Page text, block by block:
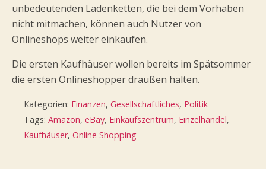
unbedeutenden Ladenketten, die bei dem Vorhaben
nicht mitmachen, können auch Nutzer von
Onlineshops weiter einkaufen.
Die ersten Kaufhäuser wollen bereits im Spätsommer
die ersten Onlineshopper draußen halten.
Kategorien: Finanzen, Gesellschaftliches, Politik
Tags: Amazon, eBay, Einkaufszentrum, Einzelhandel,
Kaufhäuser, Online Shopping